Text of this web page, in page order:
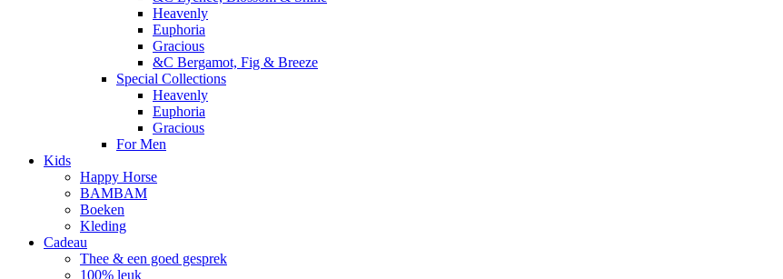
Heavenly
Euphoria
Gracious
&C Bergamot, Fig & Breeze
Special Collections
Heavenly
Euphoria
Gracious
For Men
Kids
Happy Horse
BAMBAM
Boeken
Kleding
Cadeau
Thee & een goed gesprek
100% leuk